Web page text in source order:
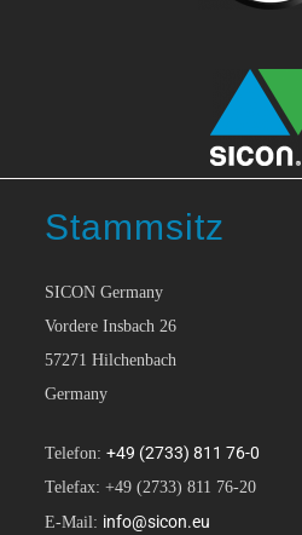
Stammsitz
SICON Germany
Vordere Insbach 26
57271 Hilchenbach
Germany
Telefon:+49 (2733) 811 76-0
Telefax: +49 (2733) 811 76-20
E-Mail: info@sicon.eu